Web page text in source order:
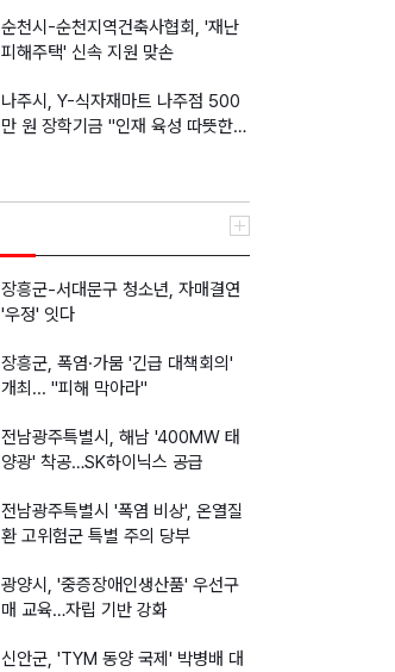
순천시-순천지역건축사협회, '재난
피해주택' 신속 지원 맞손
나주시, Y-식자재마트 나주점 500
만 원 장학기금 "인재 육성 따뜻한
장흥군-서대문구 청소년, 자매결연
'우정' 잇다
장흥군, 폭염·가뭄 '긴급 대책회의'
개최... "피해 막아라"
전남광주특별시, 해남 '400MW 태
양광' 착공…SK하이닉스 공급
전남광주특별시 '폭염 비상', 온열질
환 고위험군 특별 주의 당부
광양시, '중증장애인생산품' 우선구
매 교육…자립 기반 강화
신안군, 'TYM 동양 국제' 박병배 대